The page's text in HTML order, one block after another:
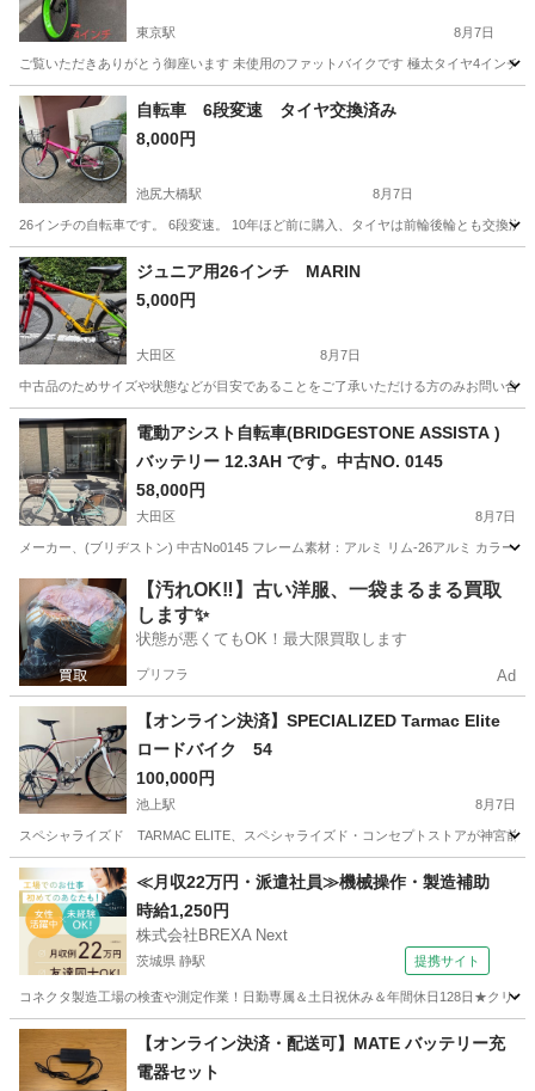
東京駅 8月7日
ご覧いただきありがとう御座います 未使用のファットバイクです 極太タイヤ4イン
東京 中央区 東京駅 マウンテンバイク 26インチ
自転車 6段変速 タイヤ交換済み
8,000円
池尻大橋駅 8月7日
26インチの自転車です。 6段変速。 10年ほど前に購入、タイヤは前輪後輪とも交換
東京 世田谷区 池尻大橋駅 クロスバイク
ジュニア用26インチ MARIN
5,000円
大田区 8月7日
中古品のためサイズや状態などが目安であることをご了承いただける方のみお問い合
東京 大田区 マウンテンバイク
電動アシスト自転車(BRIDGESTONE ASSISTA )
バッテリー 12.3AH です。中古NO. 0145
58,000円
大田区 8月7日
メーカー、(ブリヂストン) 中古No0145 フレーム素材：アルミ リム-26アルミ カラー:
東京 大田区 電動アシスト自転車 バッテリー
【汚れOK‼️】古い洋服、一袋まるまる買取
します✨
状態が悪くてもOK！最大限買取します
プリフラ Ad
【オンライン決済】SPECIALIZED Tarmac Elite
ロードバイク 54
100,000円
池上駅 8月7日
スペシャライズド TARMAC ELITE、スペシャライズド・コンセプトストアが神宮前
東京 大田区 池上駅 ロードバイク Tarmac
≪月収22万円・派遣社員≫機械操作・製造補助
時給1,250円
株式会社BREXA Next
茨城県 静駅 提携サイト
コネクタ製造工場の検査や測定作業！日勤専属＆土日祝休み＆年間休日128日★クリ
茨城 常陸大宮市 静駅 その他
【オンライン決済・配送可】MATE バッテリー充
電器セット